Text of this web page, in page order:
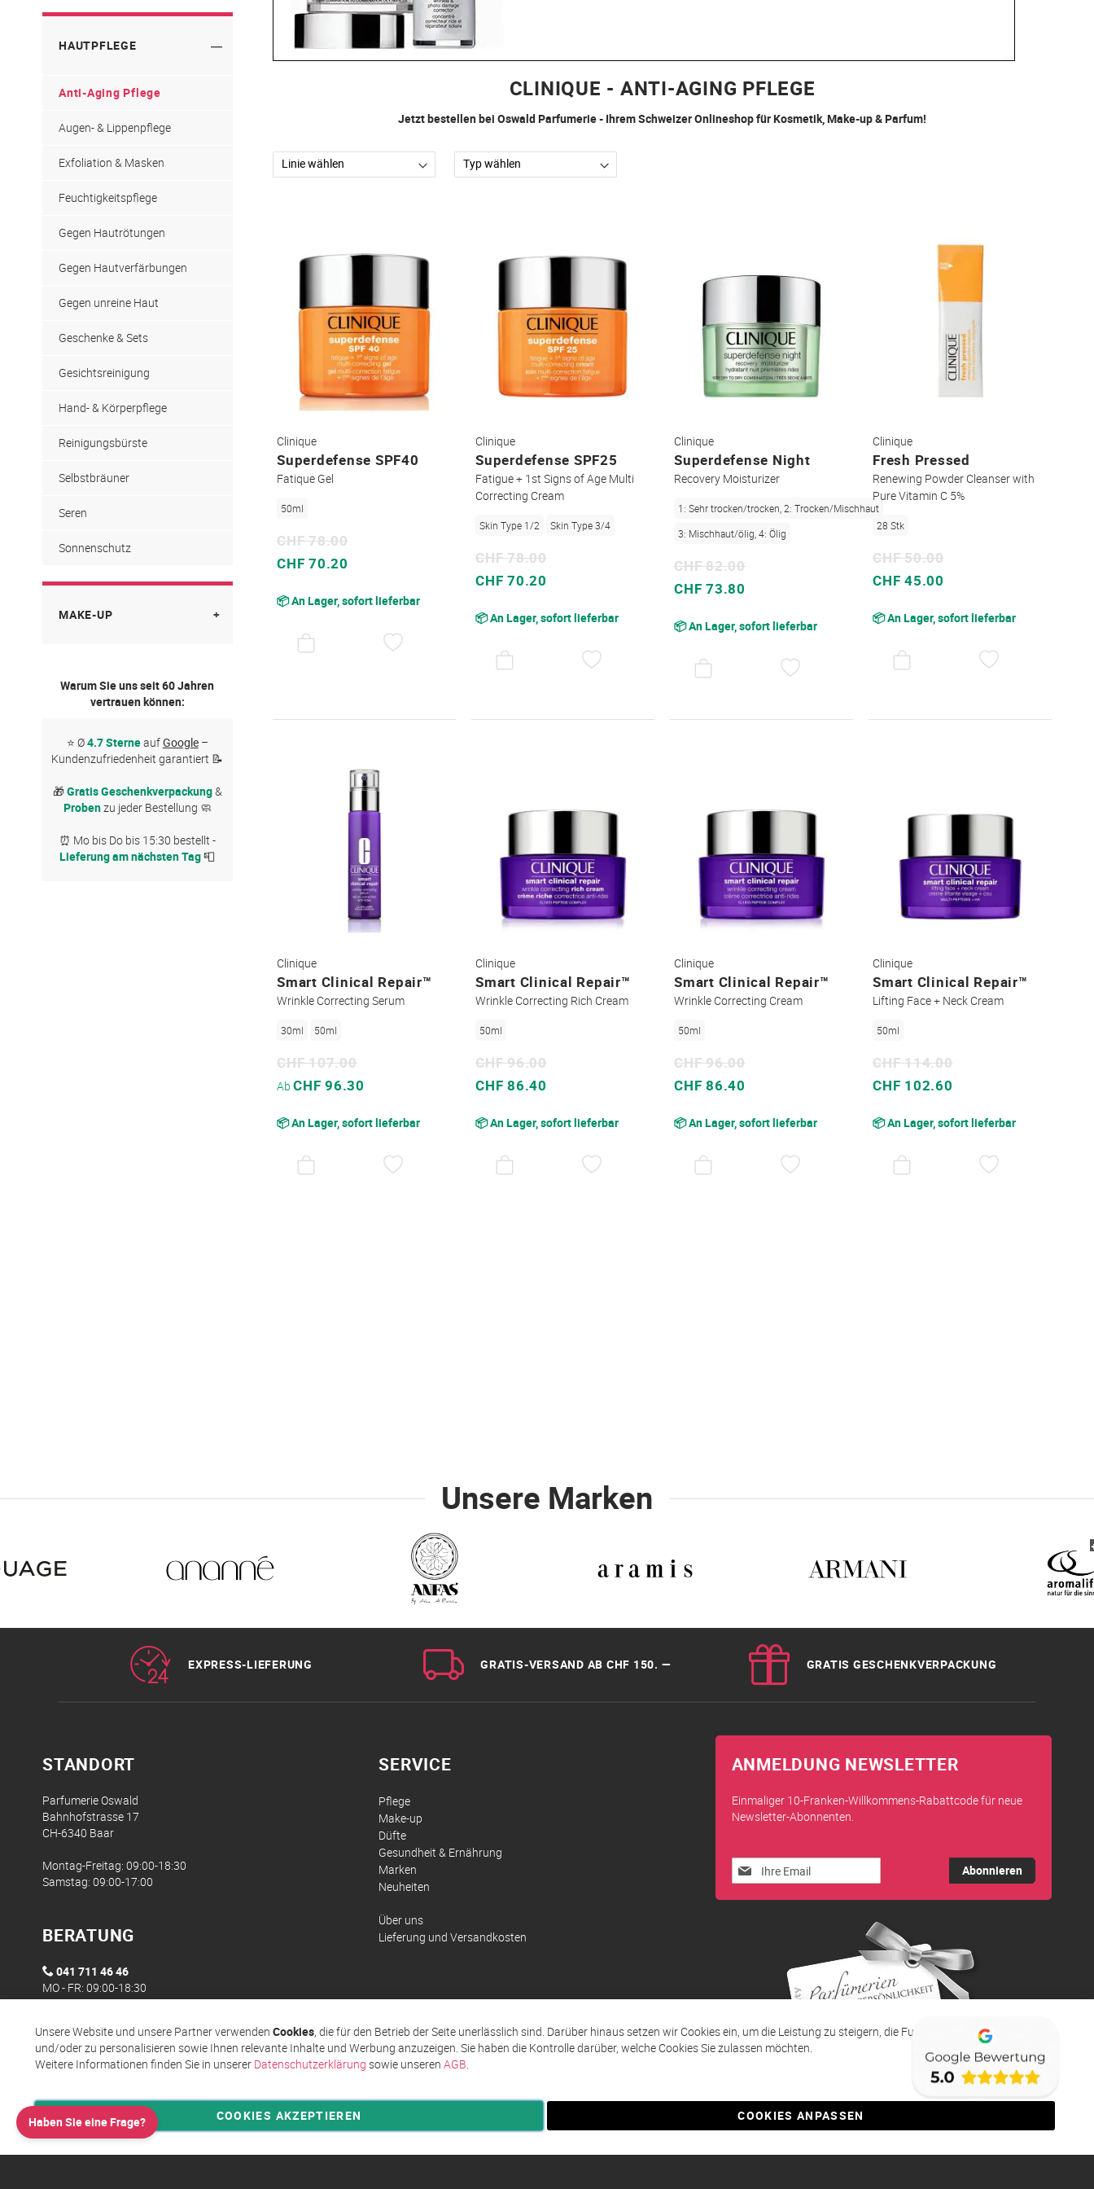
CLINIQUE - ANTI-AGING PFLEGE
Jetzt bestellen bei Oswald Parfumerie - Ihrem Schweizer Onlineshop für Kosmetik, Make-up & Parfum!
Clinique
Superdefense SPF40
Fatique Gel
50ml
Sonderpreis
CHF 70.20
CHF 78.00
📦 An Lager, sofort lieferbar
WUNSCHZETTEL
Clinique
Superdefense SPF25
Fatigue + 1st Signs of Age Multi
Correcting Cream
Skin Type 1/2 Skin Type 3/4
Sonderpreis
CHF 70.20
CHF 78.00
📦 An Lager, sofort lieferbar
Clinique
Superdefense Night
Recovery Moisturizer
1: Sehr trocken/trocken, 2: Trocken/Mischhaut
3: Mischhaut/ölig, 4: Ölig
Sonderpreis
CHF 73.80
CHF 82.00
📦 An Lager, sofort lieferbar
Clinique
Fresh Pressed
Renewing Powder Cleanser with
Pure Vitamin C 5%
28 Stk
Sonderpreis
CHF 45.00
CHF 50.00
📦 An Lager, sofort lieferbar
Clinique
Smart Clinical Repair™
Wrinkle Correcting Serum
30ml 50ml
Sonderpreis
AbCHF 96.30
CHF 107.00
📦 An Lager, sofort lieferbar
Clinique
Smart Clinical Repair™
Wrinkle Correcting Rich Cream
50ml
Sonderpreis
CHF 86.40
CHF 96.00
📦 An Lager, sofort lieferbar
Clinique
Smart Clinical Repair™
Wrinkle Correcting Cream
50ml
Sonderpreis
CHF 86.40
CHF 96.00
📦 An Lager, sofort lieferbar
Clinique
Smart Clinical Repair™
Lifting Face + Neck Cream
50ml
Sonderpreis
CHF 102.60
CHF 114.00
📦 An Lager, sofort lieferbar
Schritt 3: Feuchtigkeit
Rasur
Aromatics Elixir
Aromatics in Black
HAUTPFLEGE
Anti-Aging Pflege
Augen- & Lippenpflege
Exfoliation & Masken
Feuchtigkeitspflege
Gegen Hautrötungen
Gegen Hautverfärbungen
Gegen unreine Haut
Geschenke & Sets
Gesichtsreinigung
Hand- & Körperpflege
Reinigungsbürste
Selbstbräuner
Seren
Sonnenschutz
MAKE-UP
Bronzer
Eyeliner
Foundation
Lidschatten
Warum Sie uns seit 60 Jahren
vertrauen können:
⭐ Ø4.7 SterneaufGoogle–
Kundenzufriedenheit garantiert 📝
🎁Gratis Geschenkverpackung&
Probenzu jeder Bestellung 🧼
⏰ Mo bis Do bis 15:30 bestellt -
Lieferung am nächsten Tag📮
Unsere Marken
EXPRESS-LIEFERUNG GRATIS-VERSAND AB CHF 150. — GRATIS GESCHENKVERPACKUNG
STANDORT
Parfumerie Oswald
Bahnhofstrasse 17
CH-6340 Baar
Montag-Freitag: 09:00-18:30
Samstag: 09:00-17:00
BERATUNG
041 711 46 46
MO - FR: 09:00-18:30
SERVICE
Pflege
Make-up
Düfte
Gesundheit & Ernährung
Marken
Neuheiten
Über uns
Lieferung und Versandkosten
ANMELDUNG NEWSLETTER
Einmaliger 10-Franken-Willkommens-Rabattcode für neue
Newsletter-Abonnenten.
Melden
Sie
sich
Abonnieren
Privatsphäre und Datenschutz Allgemeine Geschäftsbedingungen AGB Impressum
Haben Sie eine Frage?
Unsere Website und unsere Partner verwendenCookies, die für den Betrieb der Seite unerlässlich sind. Darüber hinaus setzen wir Cookies ein, um die Leistung zu steigern, die Funktionen zu verbessern
und/oder zu personalisieren sowie Ihnen relevante Inhalte und Werbung anzuzeigen. Sie haben die Kontrolle darüber, welche Cookies Sie zulassen möchten.
Weitere Informationen finden Sie in unserer Datenschutzerklärung sowie unserenAGB.
COOKIES AKZEPTIEREN COOKIES ANPASSEN